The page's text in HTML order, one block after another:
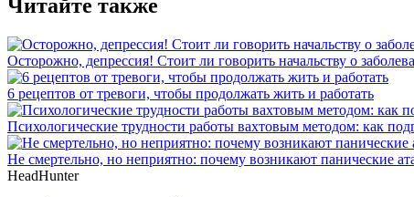
Читайте также
Осторожно, депрессия! Стоит ли говорить начальству о
6 рецептов от тревоги, чтобы продолжать жить и работать
Психологические трудности работы вахтовым методом: как
Не смертельно, но неприятно: почему возникают панические
HeadHunter